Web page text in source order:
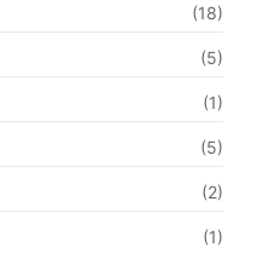
(18)
(5)
(1)
(5)
(2)
(1)